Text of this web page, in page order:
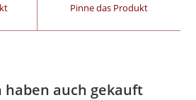
Pinne das Produkt
haben auch gekauft